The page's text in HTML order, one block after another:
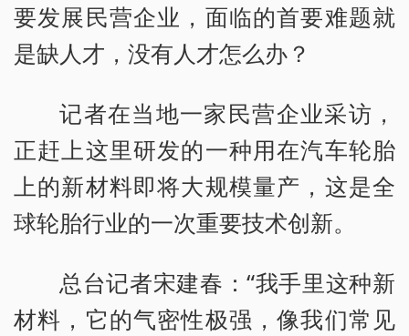
要发展民营企业，面临的首要难题就
是缺人才，没有人才怎么办？
记者在当地一家民营企业采访，
正赶上这里研发的一种用在汽车轮胎
上的新材料即将大规模量产，这是全
球轮胎行业的一次重要技术创新。
总台记者宋建春：“我手里这种新
材料，它的气密性极强，像我们常见